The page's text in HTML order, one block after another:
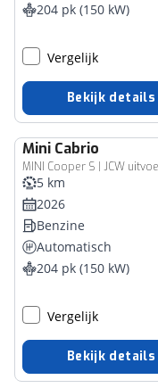
204 pk (150 kW)
Vergelijk
Bekijk details
Mini Cabrio
5 km
2026
Benzine
Automatisch
204 pk (150 kW)
Vergelijk
Bekijk details